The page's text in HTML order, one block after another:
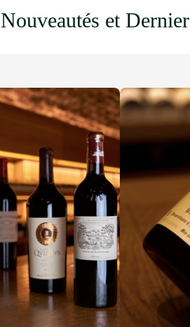
Nouveautés et